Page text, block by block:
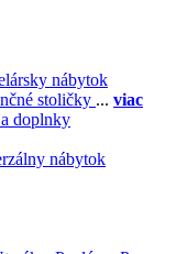
nábytok
stoličky ... viac
doplnky
nábytok